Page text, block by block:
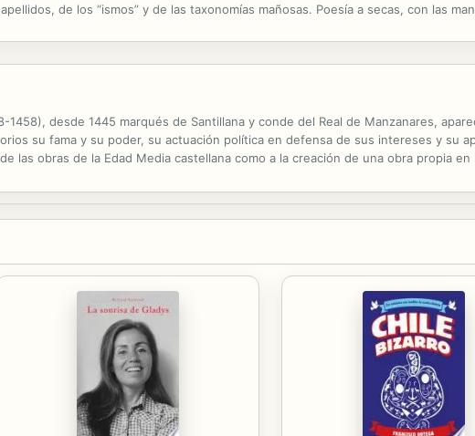
de los “ismos” y de las taxonomías mañosas. Poesía a secas, con las
1458), desde 1445 marqués de Santillana y conde del Real de Manzanares,
su fama y su poder, su actuación política en defensa de sus intereses y su
las obras de la Edad Media castellana como a la creación de una obra propia